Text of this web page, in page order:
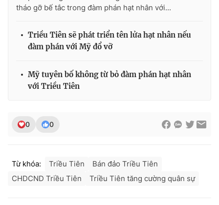
THỜI BÁO VTV
Cơ quan chủ quản:
cấp ngày 29/12/2023
Tổng Biên tập: Vũ Thanh Thủy
tháo gỡ bế tắc trong đàm phán hạt nhân với...
Triều Tiên sẽ phát triển tên lửa hạt nhân nếu
đàm phán với Mỹ đổ vỡ
Mỹ tuyên bố không từ bỏ đàm phán hạt nhân
với Triều Tiên
0 0
Từ khóa: Triều Tiên
Bán đảo Triều Tiên
CHDCND Triều Tiên
Triều Tiên tăng cường quân sự